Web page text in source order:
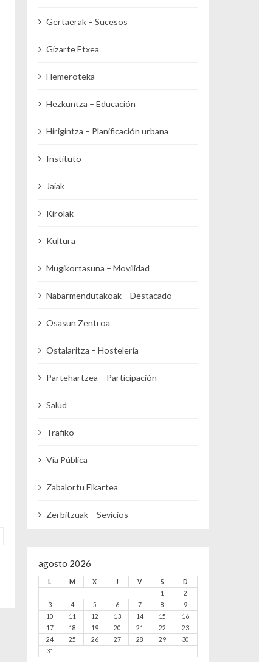
Gertaerak – Sucesos
Gizarte Etxea
Hemeroteka
Hezkuntza – Educación
Hirigintza – Planificación urbana
Instituto
Jaiak
Kirolak
Kultura
Mugikortasuna – Movilidad
Nabarmendutakoak – Destacado
Osasun Zentroa
Ostalaritza – Hostelería
Partehartzea – Participación
Salud
Trafiko
Vía Pública
Zabalortu Elkartea
Zerbitzuak – Sevicios
agosto 2026
L M X J V S
D
1
2
3
4 5 6 7 8
9
10
11 12 13 14 15
16
17
18 19 20 21 22
23
24
25 26 27 28 29
30
31